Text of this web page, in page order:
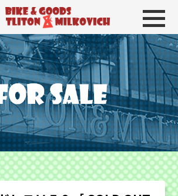
トリトン＆ミルコビッチ BIKE＆